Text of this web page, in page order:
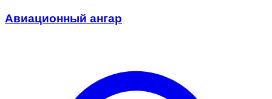
Авиационный ангар